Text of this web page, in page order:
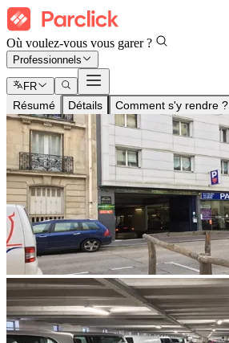
Où voulez-vous vous garer ?
Professionnels
FR
Résumé Détails Comment s'y rendre ?